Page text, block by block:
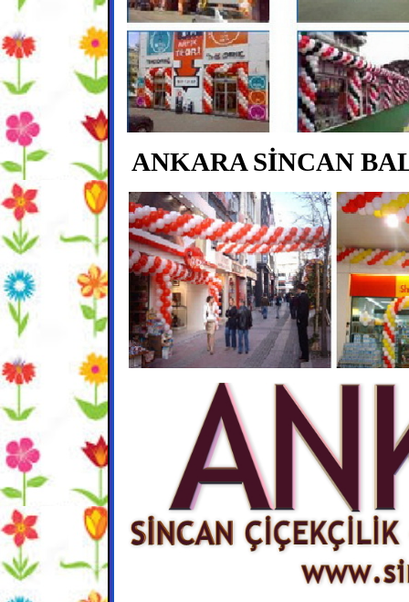
ANKARA SİNCAN